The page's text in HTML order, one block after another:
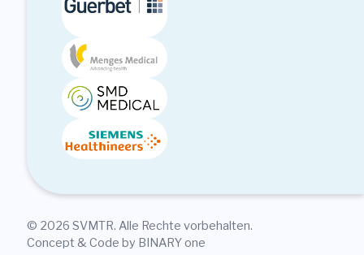
© 2026 SVMTR. Alle Rechte vorbehalten.
Concept & Code by BINARY one